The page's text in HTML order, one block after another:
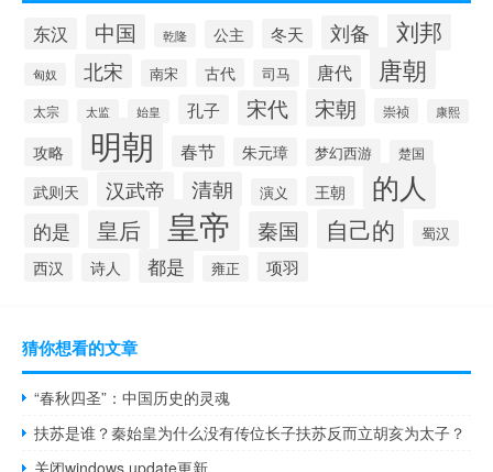
东汉 中国 乾隆 公主 冬天 刘备 刘邦
匈奴 北宋 南宋 古代 司马 唐代 唐朝
太宗 太监 始皇 孔子 宋代 宋朝 崇祯 康熙
攻略 明朝 春节 朱元璋 梦幻西游 楚国
武则天 汉武帝 清朝 演义 王朝 的人
的是 皇后 皇帝 秦国 自己的 蜀汉
西汉 诗人 都是 雍正 项羽
猜你想看的文章
“春秋四圣”：中国历史的灵魂
扶苏是谁？秦始皇为什么没有传位长子扶苏反而立胡亥为太子？
关闭windows update更新